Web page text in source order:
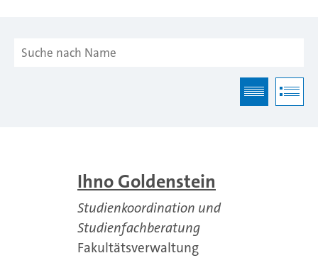
Ihno Goldenstein
Studienkoordination und
Studienfachberatung
Fakultätsverwaltung